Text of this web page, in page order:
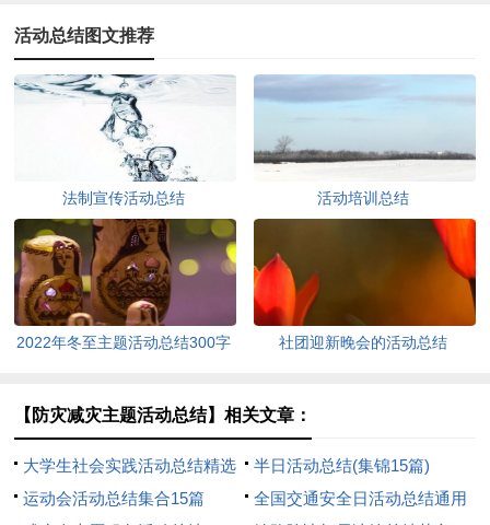
活动总结图文推荐
法制宣传活动总结 活动培训总结
2022年冬至主题活动总结300字
社团迎新晚会的活动总结
【防灾减灾主题活动总结】相关文章：
大学生社会实践活动总结精选
15篇
半日活动总结(集锦15篇)
运动会活动总结集合15篇
全国交通安全日活动总结通用